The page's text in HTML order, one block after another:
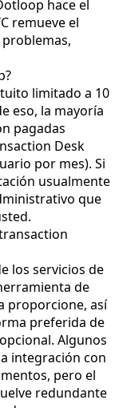
hace el
remueve el
limitado a 10
eso, la mayoría
pagadas
Desk
por mes). Si
usualmente
que
los servicios de
de
proporcione, así
preferida de
Algunos
integración con
pero el
redundante